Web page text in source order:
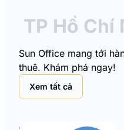
TP Hồ Chí
Sun Office mang tới
thuê. Khám phá ngay!
Xem tất cả